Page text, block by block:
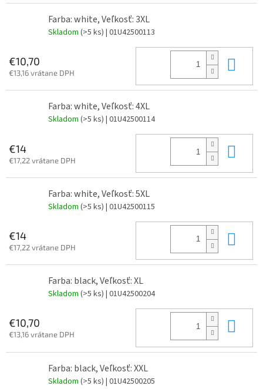
Farba: white, Veľkosť: 3XL
Skladom (>5 ks) | 01U42500113
€10,70
€13,16 vrátane DPH
Farba: white, Veľkosť: 4XL
Skladom (>5 ks) | 01U42500114
€14
€17,22 vrátane DPH
Farba: white, Veľkosť: 5XL
Skladom (>5 ks) | 01U42500115
€14
€17,22 vrátane DPH
Farba: black, Veľkosť: XL
Skladom (>5 ks) | 01U42500204
€10,70
€13,16 vrátane DPH
Farba: black, Veľkosť: XXL
Skladom (>5 ks) | 01U42500205